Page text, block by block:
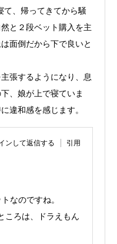
て、帰ってきてから騒
と２段ベット購入を主
面倒だから下で良いと
張するようになり、息
、娘が上で寝ていま
違和感を感じます。
ンして返信する 引用
なのですね。
ころは、ドラえもん